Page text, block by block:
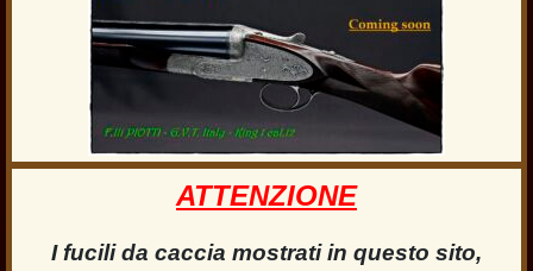
ATTENZIONE
I fucili da caccia mostrati in questo sito,